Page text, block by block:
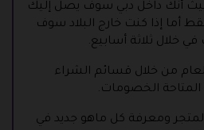
أنك داخل دبي سوف يصل إليك
دقيقة فقط أما إذا كنت خارج البلاد سوف
خلال ثلاثة أسابيع.
من خلال قسائم الشراء
المتاحة الخصومات.
المتجر ومعرفة كل ماهو جديد في